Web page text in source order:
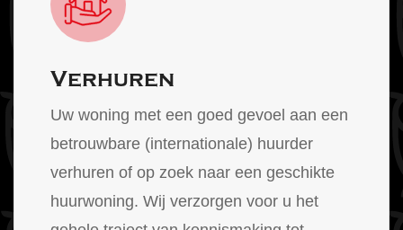
Verhuren
Uw woning met een goed gevoel aan een
betrouwbare (internationale) huurder
verhuren of op zoek naar een geschikte
huurwoning. Wij verzorgen voor u het